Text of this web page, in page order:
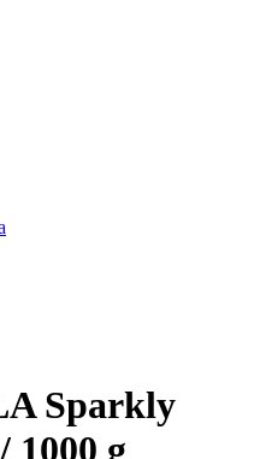
Sparkly
1000 g